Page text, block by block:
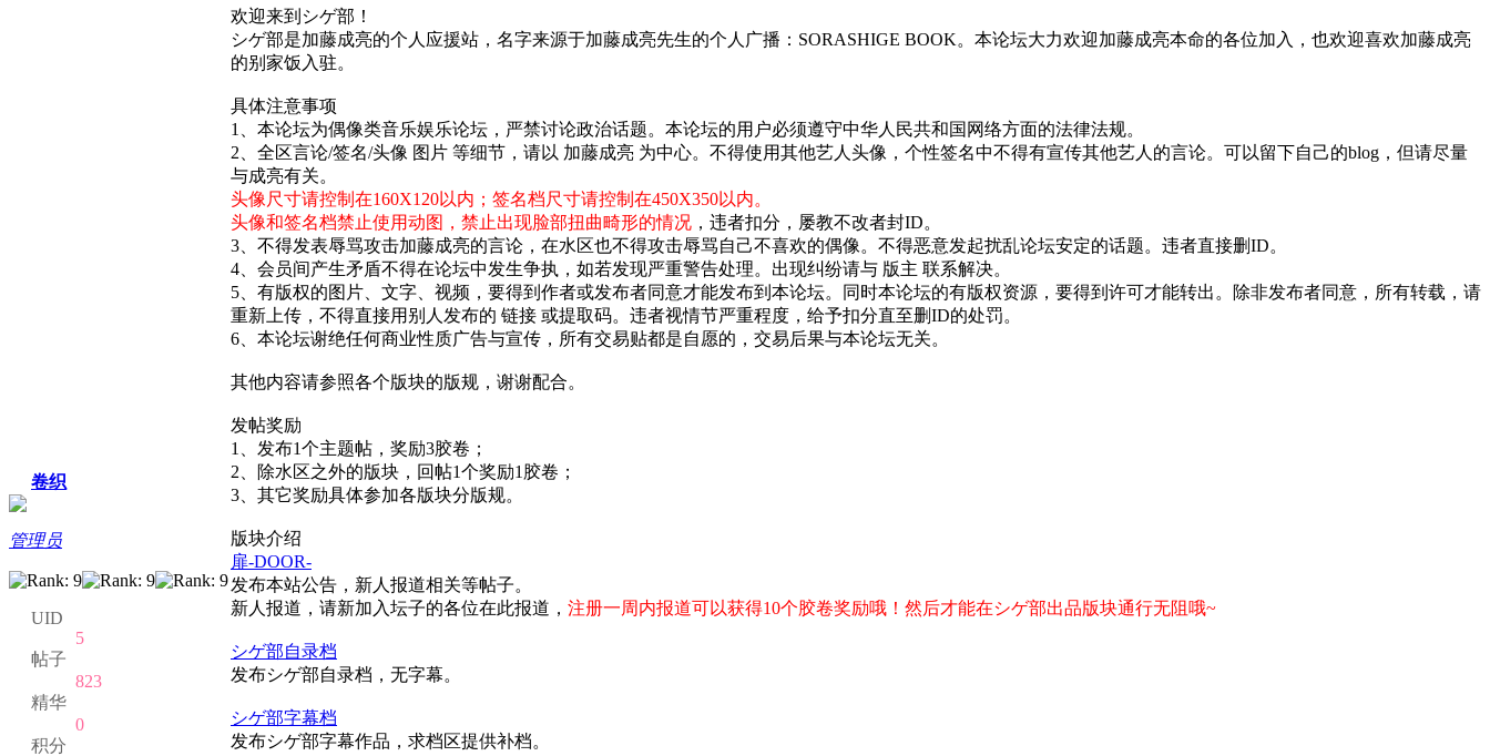
卷织
管理员
UID
5
帖子
823
精华
0
积分
欢迎来到シゲ部！
シゲ部是加藤成亮的个人应援站，名字来源于加藤成亮先生的个人广播：SORASHIGE BOOK。本论坛大力欢迎加藤成亮本命的各位加入，也欢迎喜欢加藤成亮
的别家饭入驻。
具体注意事项
1、本论坛为偶像类音乐娱乐论坛，严禁讨论政治话题。本论坛的用户必须遵守中华人民共和国网络方面的法律法规。
2、全区言论/签名/头像 图片 等细节，请以 加藤成亮 为中心。不得使用其他艺人头像，个性签名中不得有宣传其他艺人的言论。可以留下自己的blog，但请尽量
与成亮有关。
头像尺寸请控制在160X120以内；签名档尺寸请控制在450X350以内。
头像和签名档禁止使用动图，禁止出现脸部扭曲畸形的情况 ，违者扣分，屡教不改者封ID。
3、不得发表辱骂攻击加藤成亮的言论，在水区也不得攻击辱骂自己不喜欢的偶像。不得恶意发起扰乱论坛安定的话题。违者直接删ID。
4、会员间产生矛盾不得在论坛中发生争执，如若发现严重警告处理。出现纠纷请与 版主 联系解决。
5、有版权的图片、文字、视频，要得到作者或发布者同意才能发布到本论坛。同时本论坛的有版权资源，要得到许可才能转出。除非发布者同意，所有转载，请
重新上传，不得直接用别人发布的 链接 或提取码。违者视情节严重程度，给予扣分直至删ID的处罚。
6、本论坛谢绝任何商业性质广告与宣传，所有交易贴都是自愿的，交易后果与本论坛无关。
其他内容请参照各个版块的版规，谢谢配合。
发帖奖励
1、发布1个主题帖，奖励3胶卷；
2、除水区之外的版块，回帖1个奖励1胶卷；
3、其它奖励具体参加各版块分版规。
版块介绍
扉-DOOR-
发布本站公告，新人报道相关等帖子。
新人报道，请新加入坛子的各位在此报道， 注册一周内报道可以获得10个胶卷奖励哦！然后才能在シゲ部出品版块通行无阻哦~
シゲ部自录档
发布シゲ部自录档，无字幕。
シゲ部字幕档
发布シゲ部字幕作品，求档区提供补档。